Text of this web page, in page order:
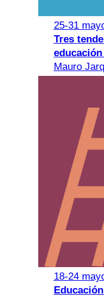
25-31
Tres
Mauro
18-24